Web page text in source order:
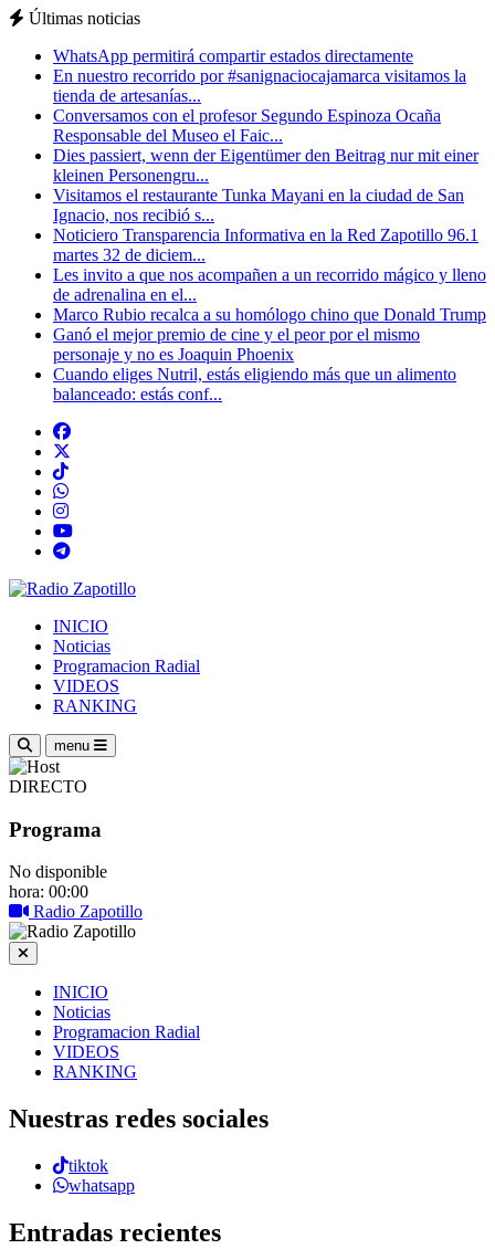
Últimas noticias
WhatsApp permitirá compartir estados directamente
En nuestro recorrido por #sanignaciocajamarca visitamos la
tienda de artesanías...
Conversamos con el profesor Segundo Espinoza Ocaña
Responsable del Museo el Faic...
Dies passiert, wenn der Eigentümer den Beitrag nur mit einer
kleinen Personengru...
Visitamos el restaurante Tunka Mayani en la ciudad de San
Ignacio, nos recibió s...
Noticiero Transparencia Informativa en la Red Zapotillo 96.1
martes 32 de diciem...
Les invito a que nos acompañen a un recorrido mágico y lleno
de adrenalina en el...
Marco Rubio recalca a su homólogo chino que Donald Trump
Ganó el mejor premio de cine y el peor por el mismo
personaje y no es Joaquin Phoenix
Cuando eliges Nutril, estás eligiendo más que un alimento
balanceado: estás conf...
INICIO
Noticias
Programacion Radial
VIDEOS
RANKING
menu
DIRECTO
Programa
No disponible
hora: 00:00
Radio Zapotillo
INICIO
Noticias
Programacion Radial
VIDEOS
RANKING
Nuestras redes sociales
tiktok
whatsapp
Entradas recientes